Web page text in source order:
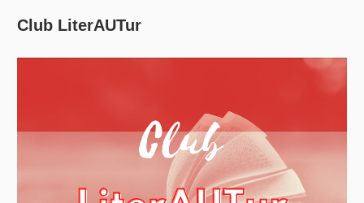
Club LiterAUTur